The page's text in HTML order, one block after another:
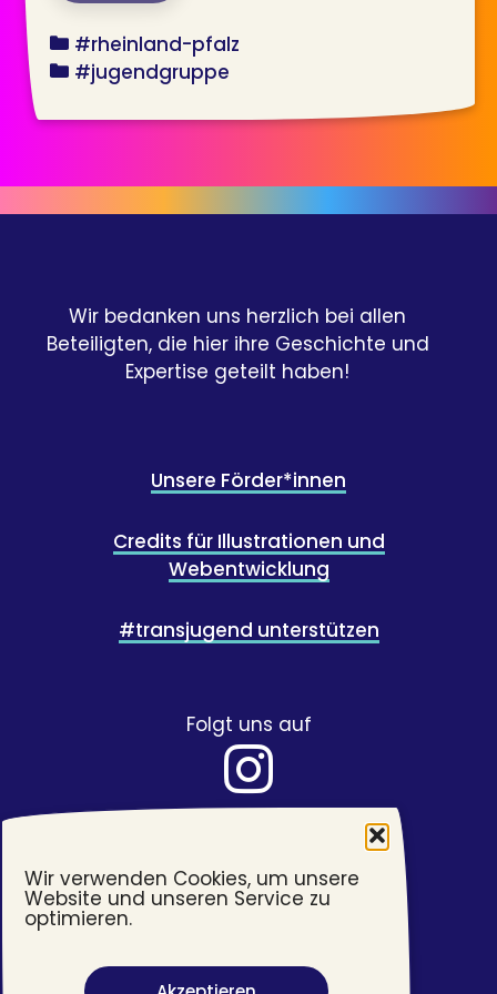
Wir verwenden Cookies, um unsere
Website und unseren Service zu
optimieren.
bundesland
#rheinland-pfalz
angebot
#jugendgruppe
Wir bedanken uns herzlich bei allen
Beteiligten, die hier ihre Geschichte und
Expertise geteilt haben!
Unsere Förder*innen
Credits für Illustrationen und
Webentwicklung
#transjugend unterstützen
Folgt uns auf